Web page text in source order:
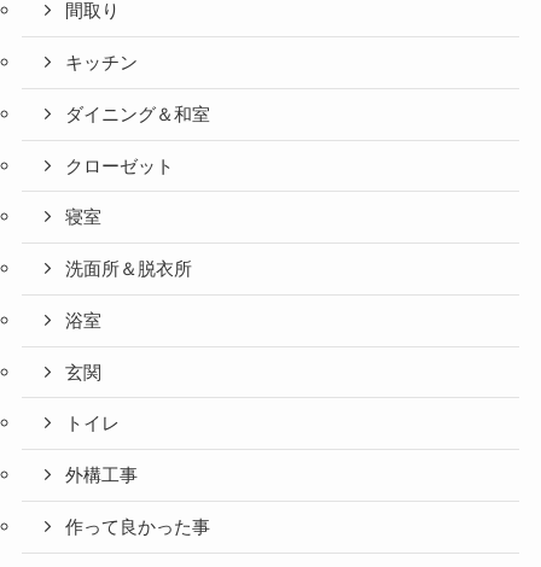
間取り
キッチン
ダイニング＆和室
クローゼット
寝室
洗面所＆脱衣所
浴室
玄関
トイレ
外構工事
作って良かった事